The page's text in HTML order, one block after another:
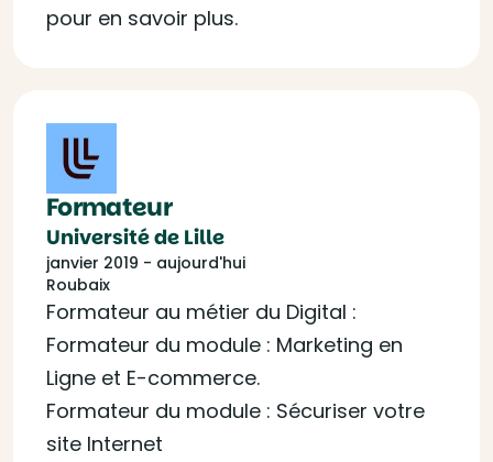
pour en savoir plus.
Formateur
Université de Lille
janvier 2019 - aujourd'hui
Roubaix
Formateur au métier du Digital :
Formateur du module : Marketing en
Ligne et E-commerce.
Formateur du module : Sécuriser votre
site Internet